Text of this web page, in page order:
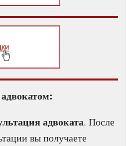
адвоката. После
вы получаете